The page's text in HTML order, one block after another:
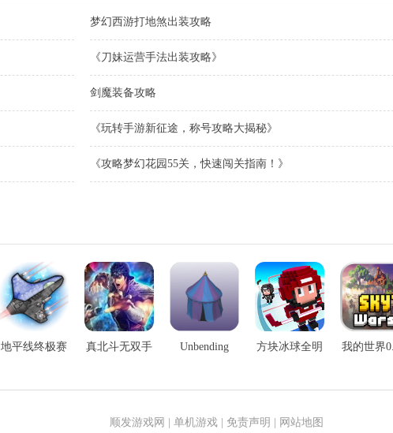
梦幻西游打地煞出装攻略
《刀妹运营手法出装攻略》
剑魔装备攻略
《玩转手游新征途，称号攻略大揭秘》
《攻略梦幻花园55关，快速闯关指南！》
地平线终极赛 真北斗无双手 Unbending 方块冰球全明 我的世界
顺发游戏网 单机游戏| 免责声明 网站地图